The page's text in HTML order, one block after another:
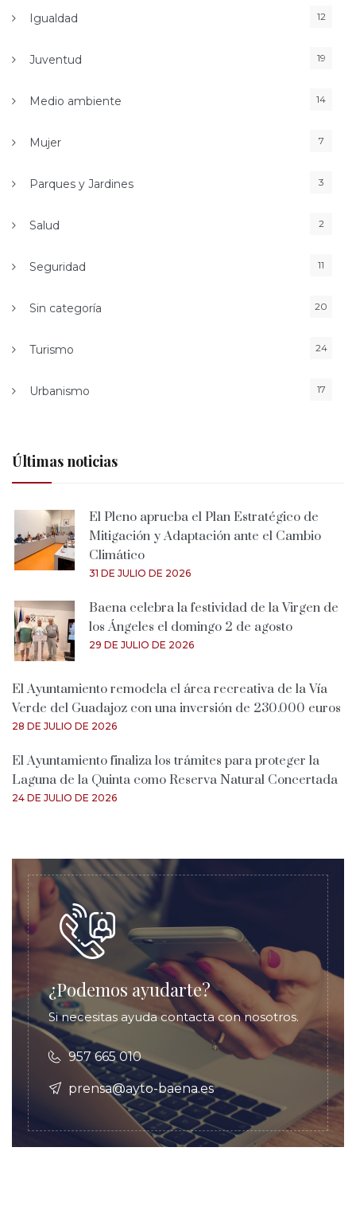
Igualdad 12
Juventud 19
Medio ambiente 14
Mujer 7
Parques y Jardines 3
Salud 2
Seguridad 11
Sin categoría 20
Turismo 24
Urbanismo 17
Últimas noticias
El Pleno aprueba el Plan Estratégico de
Mitigación y Adaptación ante el Cambio
Climático
31 DE JULIO DE 2026
Baena celebra la festividad de la Virgen de
los Ángeles el domingo 2 de agosto
29 DE JULIO DE 2026
El Ayuntamiento remodela el área recreativa de la Vía
Verde del Guadajoz con una inversión de 230.000 euros
28 DE JULIO DE 2026
El Ayuntamiento finaliza los trámites para proteger la
Laguna de la Quinta como Reserva Natural Concertada
24 DE JULIO DE 2026
¿Podemos ayudarte?
Si necesitas ayuda contacta con nosotros.
957 665 010
prensa@ayto-baena.es